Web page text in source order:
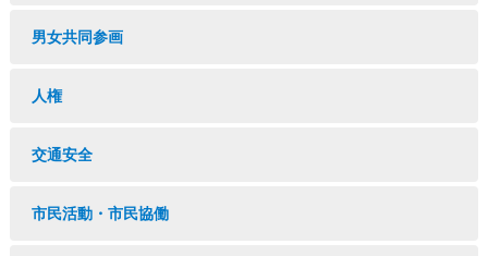
男女共同参画
人権
交通安全
市民活動・市民協働